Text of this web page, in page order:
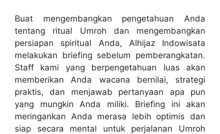
Buat mengembangkan pengetahuan Anda
tentang ritual Umroh dan mengembangkan
persiapan spiritual Anda, Alhijaz Indowisata
melakukan briefing sebelum pemberangkatan.
Staff kami yang berpengetahuan luas akan
memberikan Anda wacana bernilai, strategi
praktis, dan menjawab pertanyaan apa pun
yang mungkin Anda miliki. Briefing ini akan
meringankan Anda merasa lebih optimis dan
siap secara mental untuk perjalanan Umroh